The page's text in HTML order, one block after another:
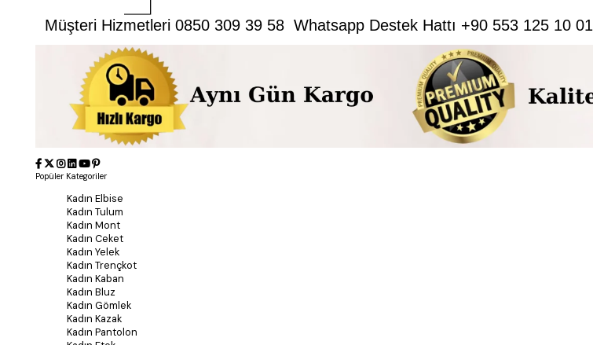
Müşteri Hizmetleri 0850 309 39 58 Whatsapp Destek Hattı +90 553 125 10 01
Popüler Kategoriler
Kadın Elbise
Kadın Tulum
Kadın Mont
Kadın Ceket
Kadın Yelek
Kadın Trençkot
Kadın Kaban
Kadın Bluz
Kadın Gömlek
Kadın Kazak
Kadın Pantolon